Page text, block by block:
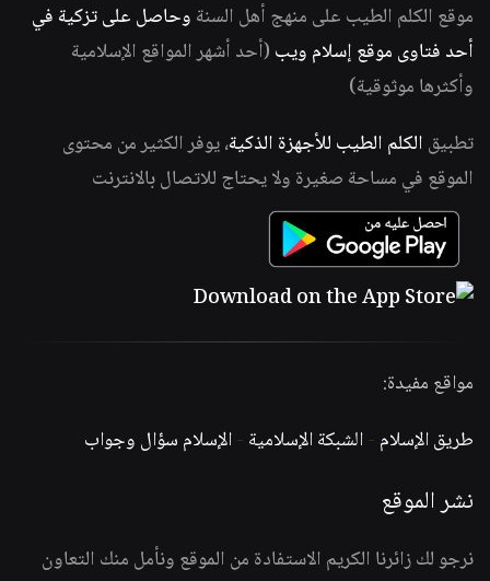
موقع الكلم الطيب على منهج أهل السنة وحاصل على تزكية في
أحد فتاوى موقع إسلام ويب (أحد أشهر المواقع الإسلامية
وأكثرها موثوقية)
تطبيق الكلم الطيب للأجهزة الذكية، يوفر الكثير من محتوى
الموقع في مساحة صغيرة ولا يحتاج للاتصال بالانترنت
مواقع مفيدة:
طريق الإسلام -الشبكة الإسلامية -الإسلام سؤال وجواب
نشر الموقع
نرجو لك زائرنا الكريم الاستفادة من الموقع ونأمل منك التعاون